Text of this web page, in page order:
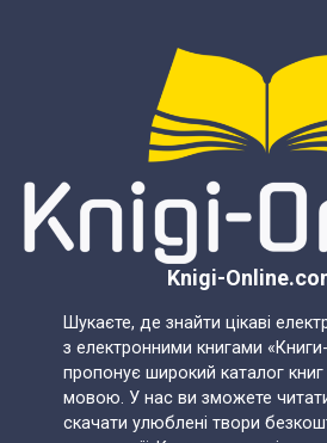
Knigi-
Шукаєте, де знайти цікаві
з електронними книгами
пропонує широкий каталог
мовою. У нас ви зможете
скачати улюблені твори